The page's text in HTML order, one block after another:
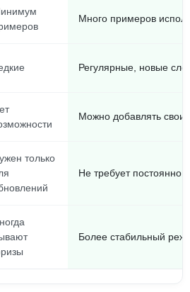
Много примеров
Регулярные, новые
Можно добавлять свои
только
Не требует
Более стабильный